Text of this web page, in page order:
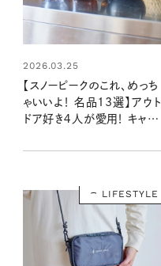
2026.03.25
【スノーピークのこれ、めっち
ゃいいよ！ 名品13選】アウト
ドア好き４人が愛用！ キャン
類やリュックまで！
LIFESTYLE